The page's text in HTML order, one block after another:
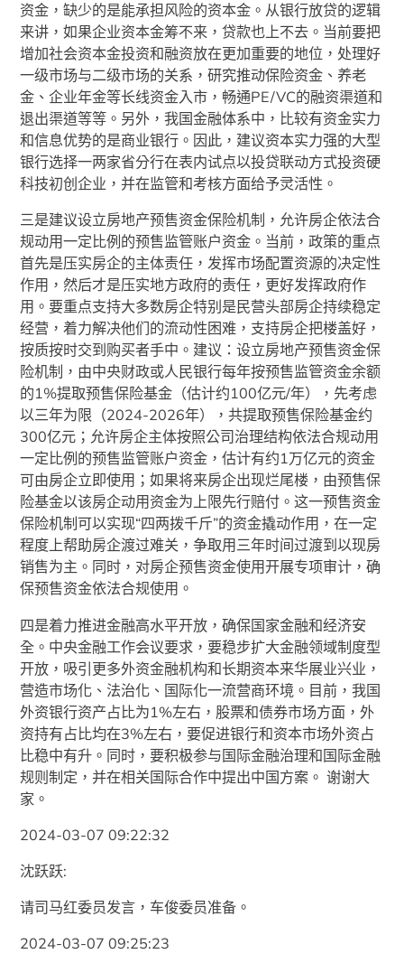
资金，缺少的是能承担风险的资本金。从银行放贷的逻辑
来讲，如果企业资本金筹不来，贷款也上不去。当前要把
增加社会资本金投资和融资放在更加重要的地位，处理好
一级市场与二级市场的关系，研究推动保险资金、养老
金、企业年金等长线资金入市，畅通PE/VC的融资渠道和
退出渠道等等。另外，我国金融体系中，比较有资金实力
和信息优势的是商业银行。因此，建议资本实力强的大型
银行选择一两家省分行在表内试点以投贷联动方式投资硬
科技初创企业，并在监管和考核方面给予灵活性。
三是建议设立房地产预售资金保险机制，允许房企依法合
规动用一定比例的预售监管账户资金。当前，政策的重点
首先是压实房企的主体责任，发挥市场配置资源的决定性
作用，然后才是压实地方政府的责任，更好发挥政府作
用。要重点支持大多数房企特别是民营头部房企持续稳定
经营，着力解决他们的流动性困难，支持房企把楼盖好，
按质按时交到购买者手中。建议：设立房地产预售资金保
险机制，由中央财政或人民银行每年按预售监管资金余额
的1%提取预售保险基金（估计约100亿元/年），先考虑
以三年为限（2024-2026年），共提取预售保险基金约
300亿元；允许房企主体按照公司治理结构依法合规动用
一定比例的预售监管账户资金，估计有约1万亿元的资金
可由房企立即使用；如果将来房企出现烂尾楼，由预售保
险基金以该房企动用资金为上限先行赔付。这一预售资金
保险机制可以实现“四两拨千斤”的资金撬动作用，在一定
程度上帮助房企渡过难关，争取用三年时间过渡到以现房
销售为主。同时，对房企预售资金使用开展专项审计，确
保预售资金依法合规使用。
四是着力推进金融高水平开放，确保国家金融和经济安
全。中央金融工作会议要求，要稳步扩大金融领域制度型
开放，吸引更多外资金融机构和长期资本来华展业兴业，
营造市场化、法治化、国际化一流营商环境。目前，我国
外资银行资产占比为1%左右，股票和债券市场方面，外
资持有占比均在3%左右，要促进银行和资本市场外资占
比稳中有升。同时，要积极参与国际金融治理和国际金融
规则制定，并在相关国际合作中提出中国方案。 谢谢大
家。
2024-03-07 09:22:32
沈跃跃:
请司马红委员发言，车俊委员准备。
2024-03-07 09:25:23